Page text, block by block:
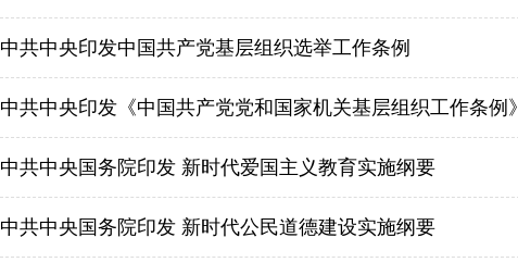
中共中央印发中国共产党基层组织选举工作条例
中共中央印发《中国共产党党和国家机关基层组织工作条例》
中共中央国务院印发 新时代爱国主义教育实施纲要
中共中央国务院印发 新时代公民道德建设实施纲要